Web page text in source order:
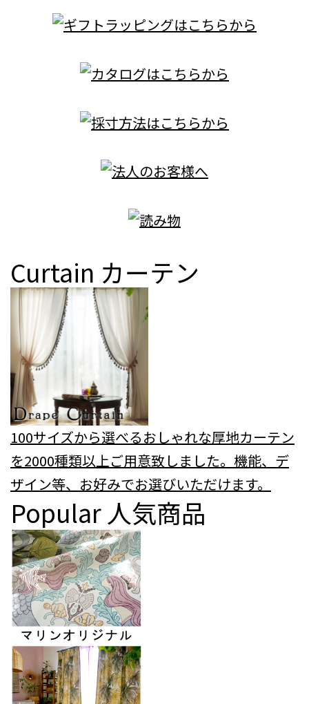
Curtain カーテン
100サイズから選べるおしゃれな厚地カーテン
を2000種類以上ご用意致しました。機能、デ
ザイン等、お好みでお選びいただけます。
Popular 人気商品